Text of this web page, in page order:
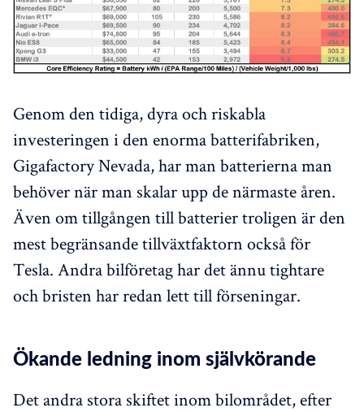
Genom den tidiga, dyra och riskabla
investeringen i den enorma batterifabriken,
Gigafactory Nevada, har man batterierna man
behöver när man skalar upp de närmaste åren.
Även om tillgången till batterier troligen är den
mest begränsande tillväxtfaktorn också för
Tesla. Andra bilföretag har det ännu tightare
och bristen har redan lett till förseningar.
Ökande ledning inom självkörande
Det andra stora skiftet inom bilområdet, efter